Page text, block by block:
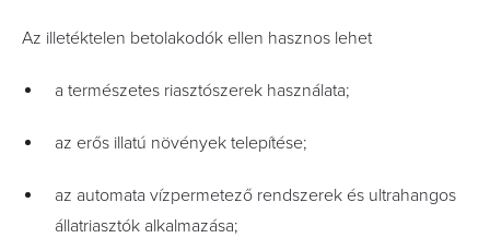
Az illetéktelen betolakodók ellen hasznos lehet
a természetes riasztószerek használata;
az erős illatú növények telepítése;
az automata vízpermetező rendszerek és ultrahangos
állatriasztók alkalmazása;